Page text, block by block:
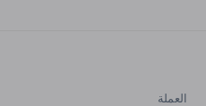
العملة